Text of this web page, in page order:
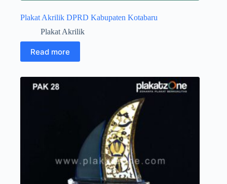
Plakat Akrilik DPRD Kabupaten Kotabaru
Plakat Akrilik
Read more